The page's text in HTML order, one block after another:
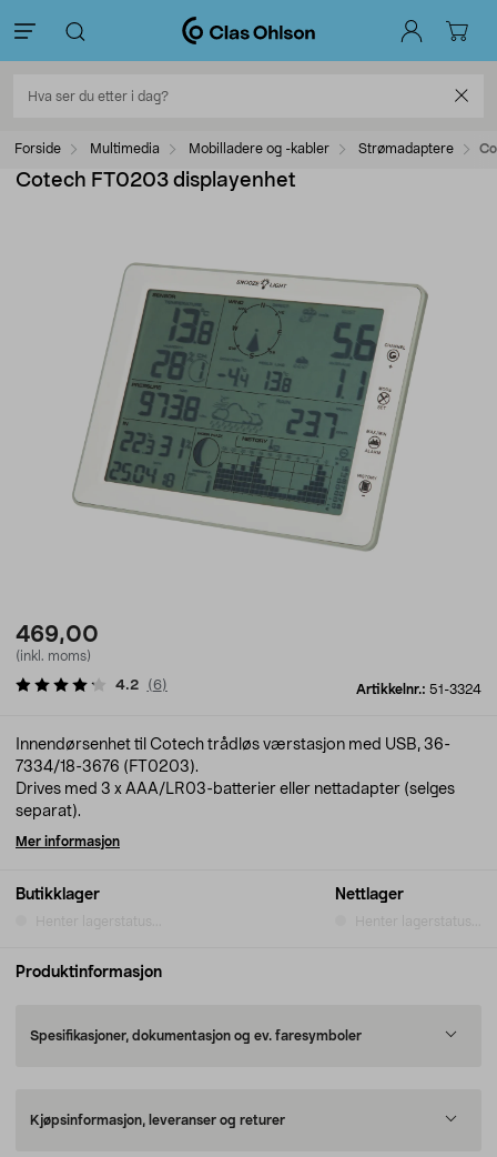
Forside Multimedia Mobilladere og -kabler Strømadaptere
Cotech FT0203 displayenhet
469,00
(inkl. moms)
Artikkelnr.: 51-3324
4.2 (6)
Butikklager Nettlager
Innendørsenhet til Cotech trådløs værstasjon med USB, 36-
7334/18-3676 (FT0203).
Drives med 3 x AAA/LR03-batterier eller nettadapter (selges
separat).
Mer informasjon
Produktinformasjon
Spesifikasjoner, dokumentasjon og ev. faresymboler
Kjøpsinformasjon, leveranser og returer